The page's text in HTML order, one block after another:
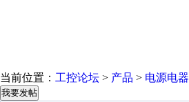
当前位置： 工控论坛 > 产品 > 电源电器
我要发帖